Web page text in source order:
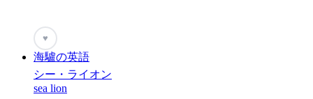
♥
海驢の英語
シー・ライオン
sea lion